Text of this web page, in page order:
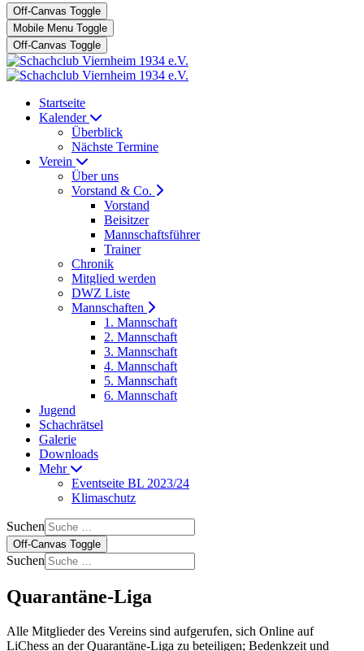
Off-Canvas Toggle
Mobile Menu Toggle
Off-Canvas Toggle
Startseite
Kalender
Überblick
Nächste Termine
Verein
Über uns
Vorstand & Co.
Vorstand
Beisitzer
Mannschaftsführer
Trainer
Chronik
Mitglied werden
DWZ Liste
Mannschaften
1. Mannschaft
2. Mannschaft
3. Mannschaft
4. Mannschaft
5. Mannschaft
6. Mannschaft
Jugend
Schachrätsel
Galerie
Downloads
Mehr
Eventseite BL 2023/24
Klimaschutz
Suchen
Off-Canvas Toggle
Suchen
Quarantäne-Liga
Alle Mitglieder des Vereins sind aufgerufen, sich Online auf
LiChess an derQuarantäne-Liga zu beteiligen; Bedenkzeit und